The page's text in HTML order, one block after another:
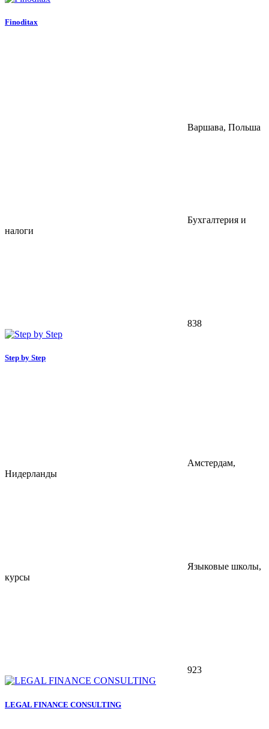
Finoditax
Варшава, Польша
Бухгалтерия и
налоги
838
Step by Step
Амстердам,
Нидерланды
Языковые школы,
курсы
923
LEGAL FINANCE CONSULTING